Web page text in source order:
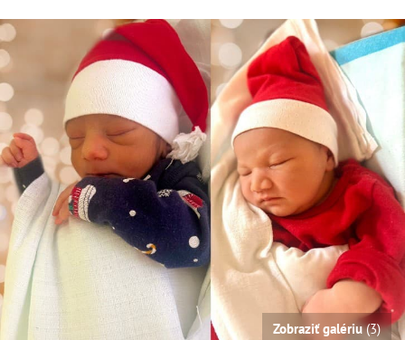
Zobraziť galériu(3)